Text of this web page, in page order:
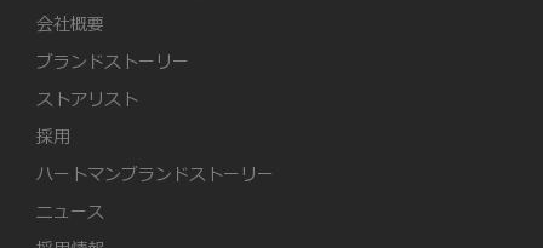
会社概要
ブランドストーリー
ストアリスト
採用
ハートマンブランドストーリー
ニュース